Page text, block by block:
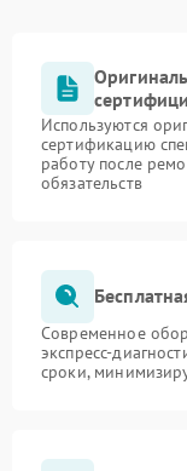
Используются
сертификацию
работу после
обязательств
Современное
экспресс-
сроки,